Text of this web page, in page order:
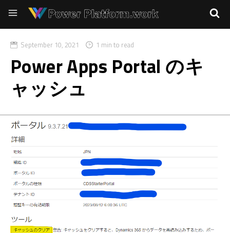
September 10, 2021 1 min to read
Power Apps Portal のキ
ャッシュ